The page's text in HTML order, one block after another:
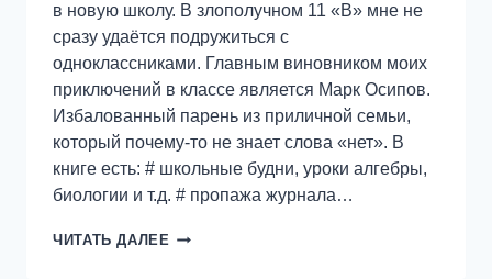
в новую школу. В злополучном 11 «В» мне не
сразу удаётся подружиться с
одноклассниками. Главным виновником моих
приключений в классе является Марк Осипов.
Избалованный парень из приличной семьи,
который почему-то не знает слова «нет». В
книге есть: # школьные будни, уроки алгебры,
биологии и т.д. # пропажа журнала…
ЧИТАТЬ ДАЛЕЕ МАЖОР